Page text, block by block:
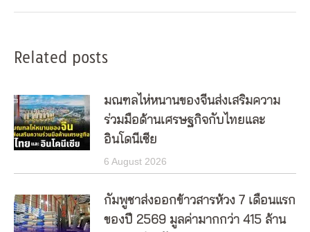
Related posts
มณฑลไห่หนานของจีนส่งเสริมความ
ร่วมมือด้านเศรษฐกิจกับไทยและ
อินโดนีเซีย
6 August 2026
กัมพูชาส่งออกข้าวสารห้วง 7 เดือนแรก
ของปี 2569 มูลค่ามากกว่า 415 ล้าน